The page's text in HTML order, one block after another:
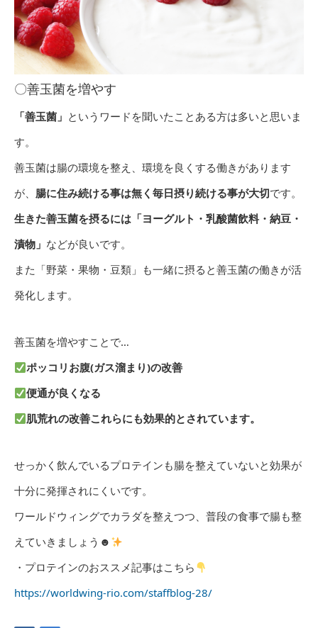
〇善玉菌を増やす
「善玉菌」 というワードを聞いたことある方は多いと思いま
す。
善玉菌は腸の環境を整え、環境を良くする働きがあります
が、 腸に住み続ける事は無く毎日摂り続ける事が大切です。
生きた善玉菌を摂るには「ヨーグルト・乳酸菌飲料・納豆・
漬物」 などが良いです。
また「野菜・果物・豆類」も一緒に摂ると善玉菌の働きが活
発化します。
善玉菌を増やすことで…
ポッコリお腹(ガス溜まり)の改善
便通が良くなる
肌荒れの改善これらにも効果的とされています。
せっかく飲んでいるプロテインも腸を整えていないと効果が
十分に発揮されにくいです。
ワールドウィングでカラダを整えつつ、普段の食事で腸も整
えていきましょう☻
・プロテインのおススメ記事はこちら
https://worldwing-rio.com/staffblog-28/